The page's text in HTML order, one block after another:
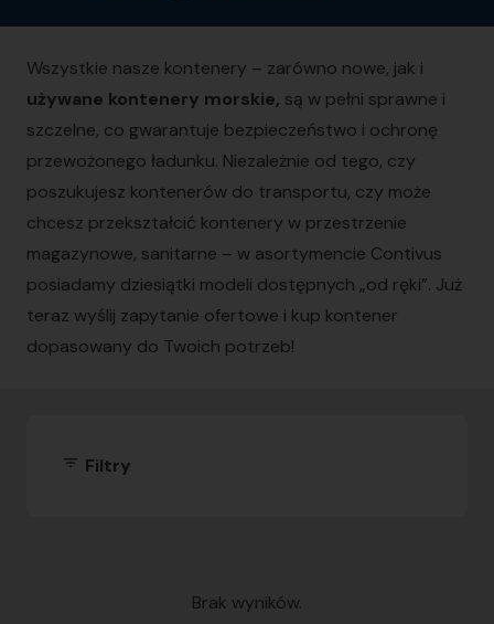
Wszystkie nasze kontenery – zarówno nowe, jak i
używane kontenery morskie, są w pełni sprawne i
szczelne, co gwarantuje bezpieczeństwo i ochronę
przewożonego ładunku. Niezależnie od tego, czy
poszukujesz kontenerów do transportu, czy może
chcesz przekształcić kontenery w przestrzenie
magazynowe, sanitarne – w asortymencie Contivus
posiadamy dziesiątki modeli dostępnych „od ręki”. Już
teraz wyślij zapytanie ofertowe i kup kontener
dopasowany do Twoich potrzeb!
filter_list Filtry
Brak wyników.